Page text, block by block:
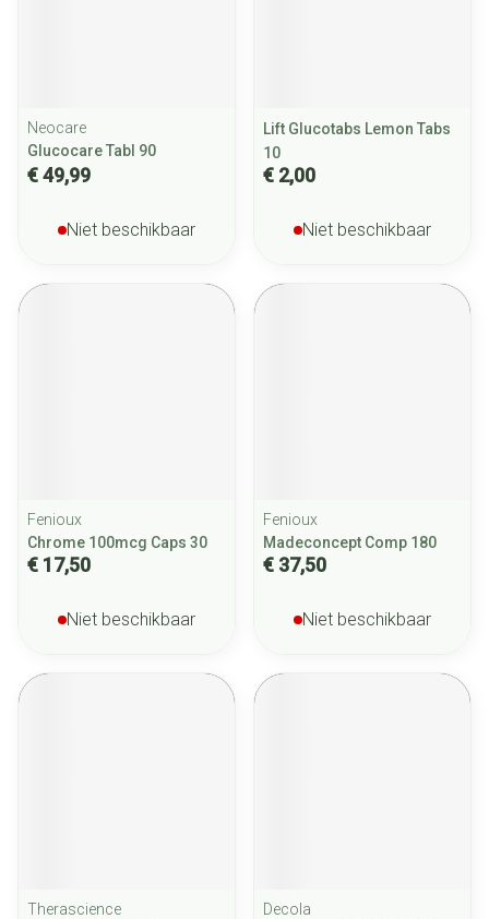
Neocare
Glucocare Tabl 90
€ 49,99
Niet beschikbaar
Lift Glucotabs Lemon Tabs
10
€ 2,00
Niet beschikbaar
Fenioux
Chrome 100mcg Caps 30
€ 17,50
Niet beschikbaar
Fenioux
Madeconcept Comp 180
€ 37,50
Niet beschikbaar
Therascience
Decola